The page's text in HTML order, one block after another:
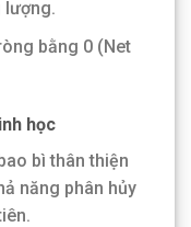
lượng.
bằng 0 (Net
học
bì thân thiện
năng phân hủy